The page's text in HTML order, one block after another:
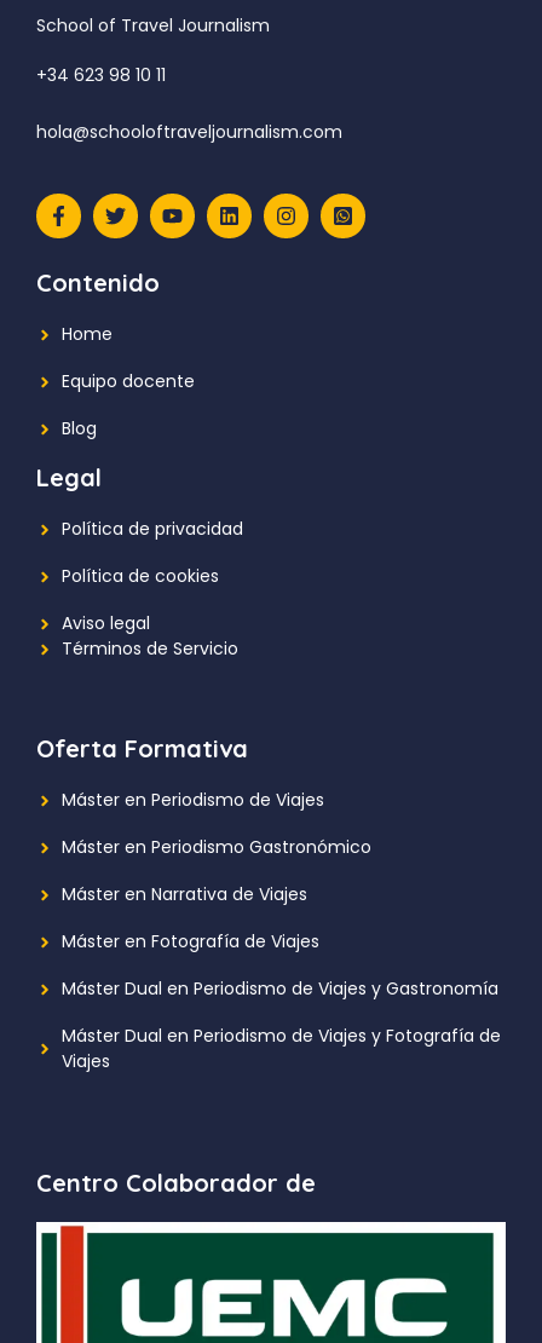
School of Travel Journalism
+34 623 98 10 11
hola@schooloftraveljournalism.com
Contenido
Home
Equipo docente
Blog
Legal
Política de privacidad
Política de cookies
Aviso legal
Términos de Servicio
Oferta Formativa
Máster en Periodismo de Viajes
Máster en Periodismo Gastronómico
Máster en Narrativa de Viajes
Máster en Fotografía de Viajes
Máster Dual en Periodismo de Viajes y Gastronomía
Máster Dual en Periodismo de Viajes y Fotografía de
Viajes
Centro Colaborador de